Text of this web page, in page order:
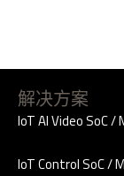
解决方案
IoT AI Video SoC /
IoT Control SoC /